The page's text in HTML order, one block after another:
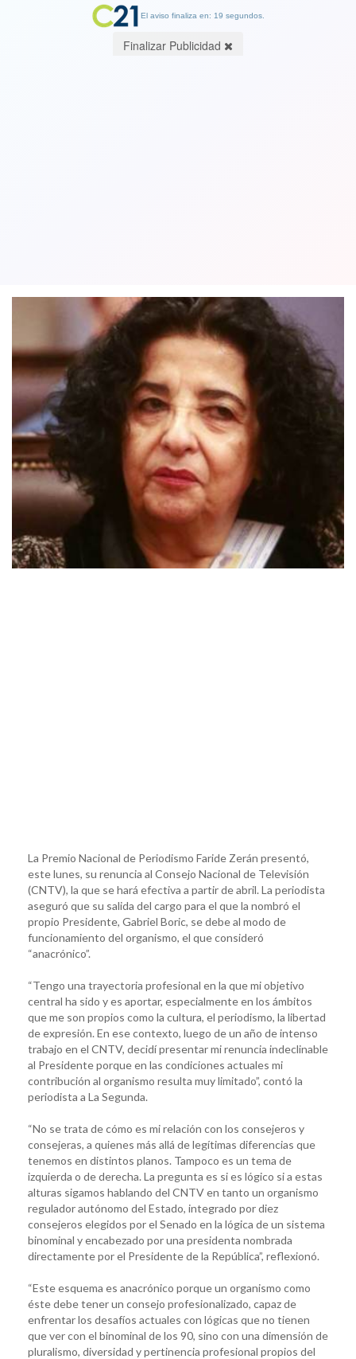
La Premio Nacional de Periodismo Faride Zerán presentó,
este lunes, su renuncia al Consejo Nacional de Televisión
(CNTV), la que se hará efectiva a partir de abril. La periodista
aseguró que su salida del cargo para el que la nombró el
propio Presidente, Gabriel Boric, se debe al modo de
funcionamiento del organismo, el que consideró
“anacrónico”.
“Tengo una trayectoria profesional en la que mi objetivo
central ha sido y es aportar, especialmente en los ámbitos
que me son propios como la cultura, el periodismo, la libertad
de expresión. En ese contexto, luego de un año de intenso
trabajo en el CNTV, decidí presentar mi renuncia indeclinable
al Presidente porque en las condiciones actuales mi
contribución al organismo resulta muy limitado”, contó la
periodista a La Segunda.
“No se trata de cómo es mi relación con los consejeros y
consejeras, a quienes más allá de legítimas diferencias que
tenemos en distintos planos. Tampoco es un tema de
izquierda o de derecha. La pregunta es si es lógico si a estas
alturas sigamos hablando del CNTV en tanto un organismo
regulador autónomo del Estado, integrado por diez
consejeros elegidos por el Senado en la lógica de un sistema
binominal y encabezado por una presidenta nombrada
directamente por el Presidente de la República”, reflexionó.
“Este esquema es anacrónico porque un organismo como
éste debe tener un consejo profesionalizado, capaz de
enfrentar los desafíos actuales con lógicas que no tienen
que ver con el binominal de los 90, sino con una dimensión de
pluralismo, diversidad y pertinencia profesional propios del
El aviso finaliza en: 19 segundos.
Finalizar Publicidad